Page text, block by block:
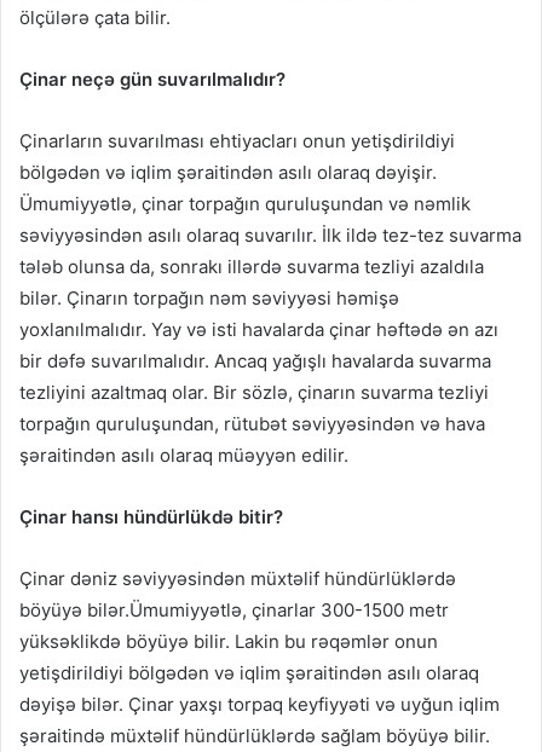
ölçülərə çata bilir.
Çinar neçə gün suvarılmalıdır?
Çinarların suvarılması ehtiyacları onun yetişdirildiyi
bölgədən və iqlim şəraitindən asılı olaraq dəyişir.
Ümumiyyətlə, çinar torpağın quruluşundan və nəmlik
səviyyəsindən asılı olaraq suvarılır. İlk ildə tez-tez suvarma
tələb olunsa da, sonrakı illərdə suvarma tezliyi azaldıla
bilər. Çinarın torpağın nəm səviyyəsi həmişə
yoxlanılmalıdır. Yay və isti havalarda çinar həftədə ən azı
bir dəfə suvarılmalıdır. Ancaq yağışlı havalarda suvarma
tezliyini azaltmaq olar. Bir sözlə, çinarın suvarma tezliyi
torpağın quruluşundan, rütubət səviyyəsindən və hava
şəraitindən asılı olaraq müəyyən edilir.
Çinar hansı hündürlükdə bitir?
Çinar dəniz səviyyəsindən müxtəlif hündürlüklərdə
böyüyə bilər.Ümumiyyətlə, çinarlar 300-1500 metr
yüksəklikdə böyüyə bilir. Lakin bu rəqəmlər onun
yetişdirildiyi bölgədən və iqlim şəraitindən asılı olaraq
dəyişə bilər. Çinar yaxşı torpaq keyfiyyəti və uyğun iqlim
şəraitində müxtəlif hündürlüklərdə sağlam böyüyə bilir.